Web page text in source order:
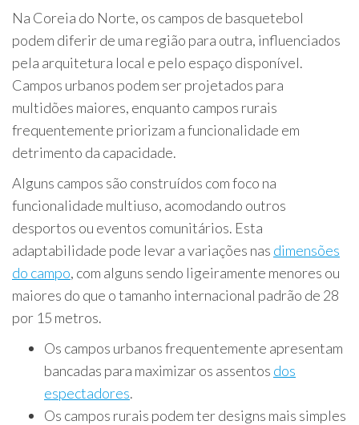
Na Coreia do Norte, os campos de basquetebol
podem diferir de uma região para outra, influenciados
pela arquitetura local e pelo espaço disponível.
Campos urbanos podem ser projetados para
multidões maiores, enquanto campos rurais
frequentemente priorizam a funcionalidade em
detrimento da capacidade.
Alguns campos são construídos com foco na
funcionalidade multiuso, acomodando outros
desportos ou eventos comunitários. Esta
adaptabilidade pode levar a variações nas dimensões
do campo, com alguns sendo ligeiramente menores ou
maiores do que o tamanho internacional padrão de 28
por 15 metros.
Os campos urbanos frequentemente apresentam
bancadas para maximizar os assentos dos
espectadores.
Os campos rurais podem ter designs mais simples